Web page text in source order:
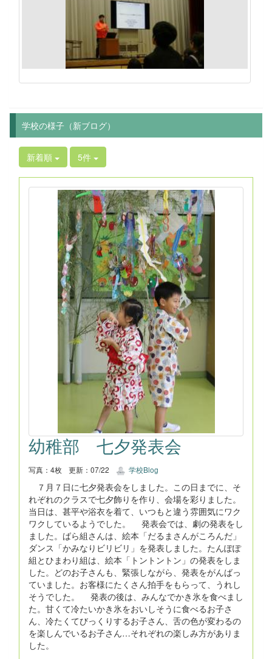
学校の様子（新ブログ）
新着順 5件
幼稚部 七夕発表会
写真：4枚 更新：07/22 学校Blog
７月７日に七夕発表会をしました。この日までに、そ
れぞれのクラスで七夕飾りを作り、会場を彩りました。
当日は、甚平や浴衣を着て、いつもと違う雰囲気にワク
ワクしているようでした。 発表会では、劇の発表をし
ました。ばら組さんは、絵本「だるまさんがころんだ」
ダンス「かみなりビリビリ」を発表しました。たんぽぽ
組とひまわり組は、絵本「トントントン」の発表をしま
した。どのお子さんも、緊張しながら、発表をがんばっ
ていました。お客様にたくさん拍手をもらって、うれし
そうでした。 発表の後は、みんなでかき氷を食べまし
た。甘くて冷たいかき氷をおいしそうに食べるお子さ
ん、冷たくてびっくりするお子さん、舌の色が変わるの
を楽しんでいるお子さん…それぞれの楽しみ方がありま
した。